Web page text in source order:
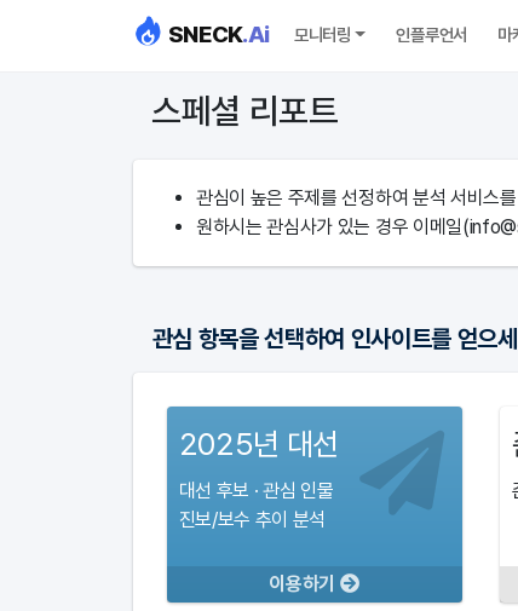
SNECK.Ai 모니터링 인플루언서 마
스페셜 리포트
관심이 높은 주제를 선정하여 분석 서비스
원하시는 관심사가 있는 경우 이메일
관심 항목을 선택하여 인사이트를 얻으
2025년 대선
대선 후보 · 관심 인물
진보/보수 추이 분석
이용하기